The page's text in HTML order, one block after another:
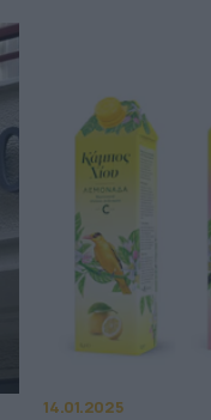
14.01.2025